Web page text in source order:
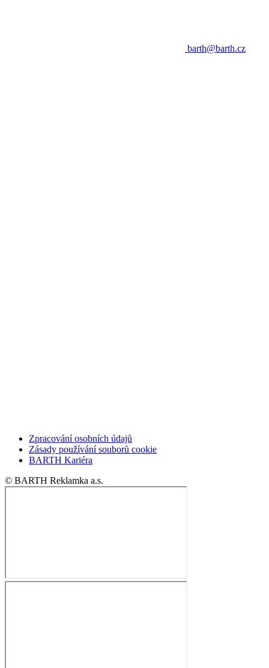
barth@barth.cz
Zpracování osobních údajů
Zásady používání souborů cookie
BARTH Kariéra
© BARTH Reklamka a.s.